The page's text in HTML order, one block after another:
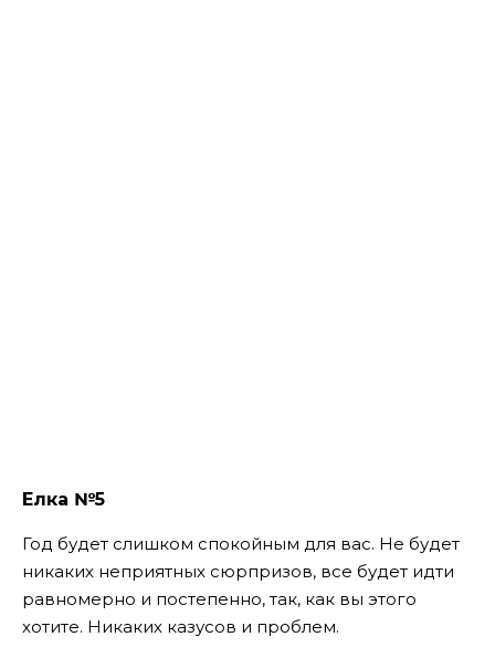
Елка №5
Год будет слишком спокойным для вас. Не будет
никаких неприятных сюрпризов, все будет идти
равномерно и постепенно, так, как вы этого
хотите. Никаких казусов и проблем.